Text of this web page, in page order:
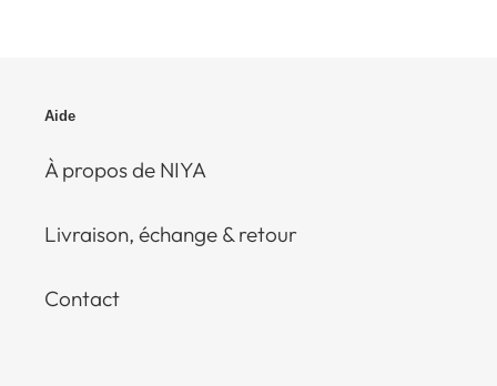
Aide
À propos de NIYA
Livraison, échange & retour
Contact